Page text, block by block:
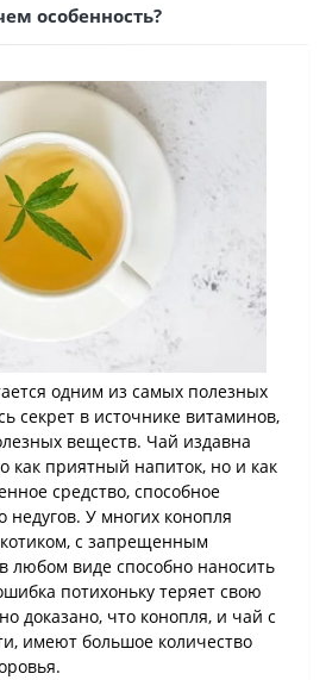
особенность?
одним из самых полезных
секрет в источнике витаминов,
веществ. Чай издавна
как приятный напиток, но и как
средство, способное
недугов. У многих конопля
с запрещенным
любом виде способно наносить
потихоньку теряет свою
доказано, что конопля, и чай с
имеют большое количество